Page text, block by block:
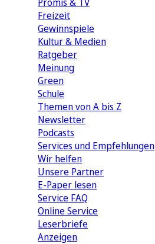
Freizeit
Gewinnspiele
Kultur & Medien
Ratgeber
Meinung
Green
Schule
Themen von A bis Z
Newsletter
Podcasts
Services und Empfehlungen
Wir helfen
Unsere Partner
E-Paper lesen
Service FAQ
Online Service
Leserbriefe
Anzeigen